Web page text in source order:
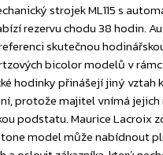
strojek ML115 s
rezervu chodu 38 hodin.
skutečnou
bicolor modelů v
hodinky přinášejí jiný vztah
protože majitel vnímá jejich
podstatu. Maurice Lacroix
model může nabídnout